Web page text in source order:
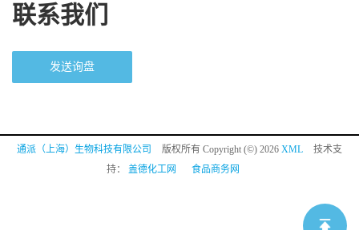
联系我们
发送询盘
通派（上海）生物科技有限公司 版权所有 Copyright (©) 2026 XML
技术支
持： 盖德化工网 食品商务网